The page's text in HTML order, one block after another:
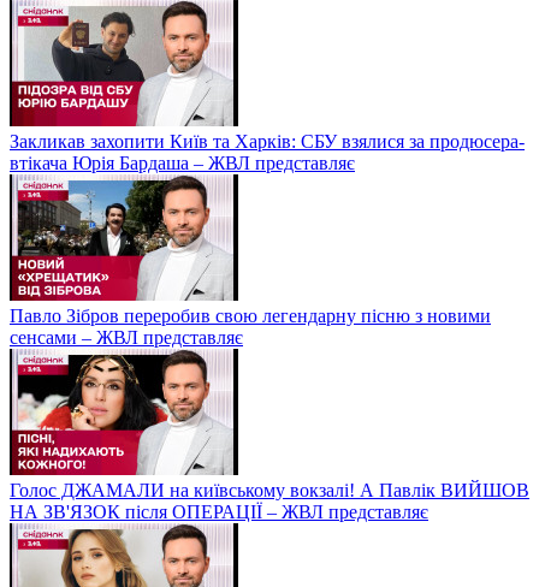
Закликав захопити Київ та Харків: СБУ взялися за продюсера-
втікача Юрія Бардаша – ЖВЛ представляє
Павло Зібров переробив свою легендарну пісню з новими
сенсами – ЖВЛ представляє
Голос ДЖАМАЛИ на київському вокзалі! А Павлік ВИЙШОВ
НА ЗВ'ЯЗОК після ОПЕРАЦІЇ – ЖВЛ представляє